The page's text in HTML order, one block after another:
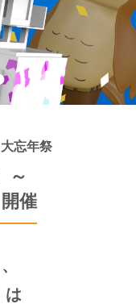
忘年祭
～
催
は